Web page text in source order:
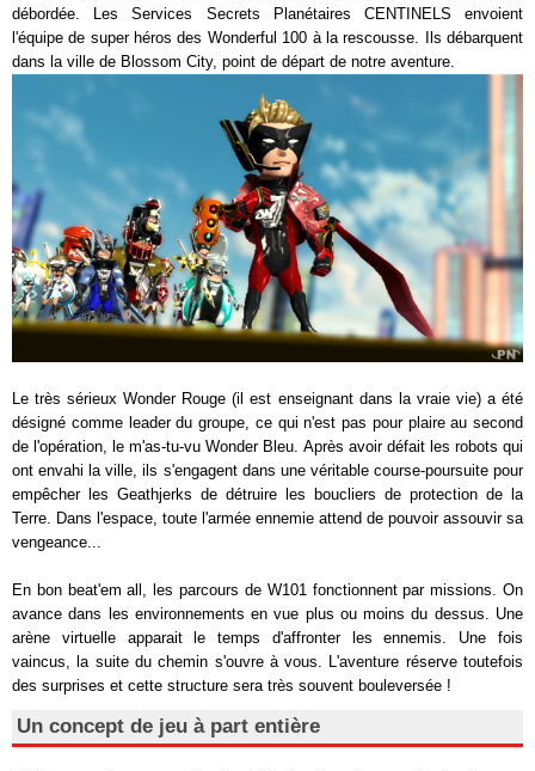
débordée. Les Services Secrets Planétaires CENTINELS envoient
l'équipe de super héros des Wonderful 100 à la rescousse. Ils débarquent
dans la ville de Blossom City, point de départ de notre aventure.
Le très sérieux Wonder Rouge (il est enseignant dans la vraie vie) a été
désigné comme leader du groupe, ce qui n'est pas pour plaire au second
de l'opération, le m'as-tu-vu Wonder Bleu. Après avoir défait les robots qui
ont envahi la ville, ils s'engagent dans une véritable course-poursuite pour
empêcher les Geathjerks de détruire les boucliers de protection de la
Terre. Dans l'espace, toute l'armée ennemie attend de pouvoir assouvir sa
vengeance...
En bon beat'em all, les parcours de W101 fonctionnent par missions. On
avance dans les environnements en vue plus ou moins du dessus. Une
arène virtuelle apparait le temps d'affronter les ennemis. Une fois
vaincus, la suite du chemin s'ouvre à vous. L'aventure réserve toutefois
des surprises et cette structure sera très souvent bouleversée !
Un concept de jeu à part entière